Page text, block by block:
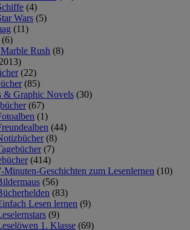
(4)
Wars (5)
(11)
(6)
Rush (8)
(22)
(85)
& Graphic Novels (30)
(67)
(1)
(44)
(8)
(7)
(414)
Minuten-Geschichten zum Lesenlernen (10)
(56)
(83)
Lesen lernen (9)
(9)
1. Klasse (69)